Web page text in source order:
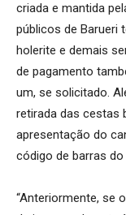
criada e mantida
públicos de Barueri
holerite e demais
de pagamento
um, se solicitado.
retirada das cestas
apresentação do
código de barras
“Anteriormente, se